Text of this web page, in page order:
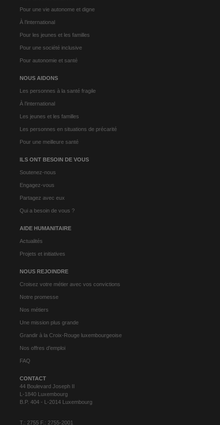
Pour une vie autonome et digne
À l’international
Pour les jeunes et les familles
Pour une société inclusive
Pour autonomie et santé
NOUS AIDONS
Les personnes à la santé fragile
À l’international
Les jeunes et les familles
Les personnes en situations de précarité
Pour une meilleure santé
ILS ONT BESOIN DE VOUS
Soutenez-nous
Engagez-vous
Partagez avec eux
Qui a besoin de vous ?
AIDE HUMANITAIRE
Actualités
Projets et initiatives
NOUS REJOINDRE
Croisez votre métier avec vos convictions
Notre promesse
Nos métiers
Une mission plus grande
Grandir à la Croix-Rouge luxembourgeoise
Nos offres d’emploi
FAQ
CONTACT
44 Boulevard Joseph II
L-1840 Luxembourg
B.P. 404 - L-2014 Luxembourg
T.: 2755 F.: 2755-2001